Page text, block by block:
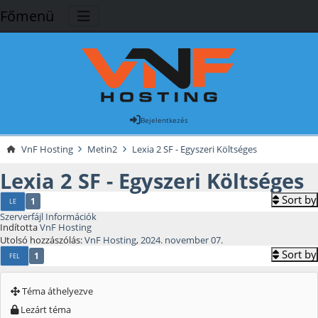
Főmenü
Bejelentkezés
VnF Hosting Metin2 Lexia 2 SF - Egyszeri Költséges
Lexia 2 SF - Egyszeri Költséges
LE 1 Sort by
Szerverfájl Információk
IndítottaVnF Hosting
Utolsó hozzászólás:VnF Hosting,2024. november 07.
FEL 1 Sort by
Téma áthelyezve
Lezárt téma